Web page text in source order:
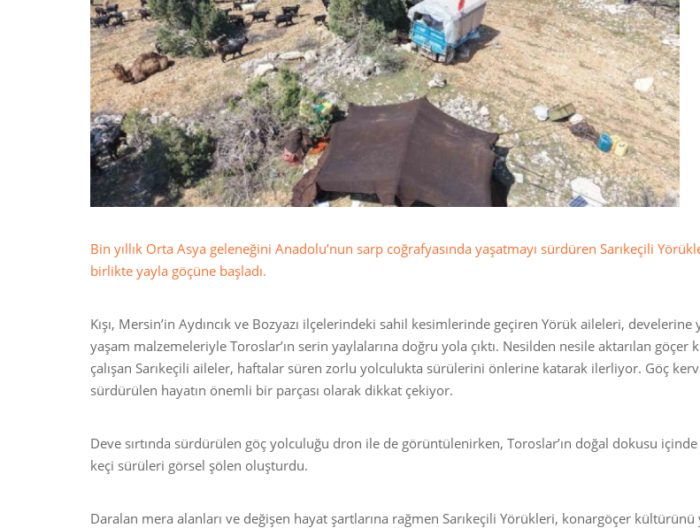
Bin yıllık Orta Asya geleneğini Anadolu’nun sarp coğrafyasında yaşatmayı sürdüren Sarıkeçili
birlikte yayla göçüne başladı.
Kışı, Mersin’in Aydıncık ve Bozyazı ilçelerindeki sahil kesimlerinde geçiren Yörük aileleri,
yaşam malzemeleriyle Toroslar’ın serin yaylalarına doğru yola çıktı. Nesilden nesile aktarılan göçer
çalışan Sarıkeçili aileler, haftalar süren zorlu yolculukta sürülerini önlerine katarak ilerliyor. Göç
sürdürülen hayatın önemli bir parçası olarak dikkat çekiyor.
Deve sırtında sürdürülen göç yolculuğu dron ile de görüntülenirken, Toroslar’ın doğal dokusu
keçi sürüleri görsel şölen oluşturdu.
Daralan mera alanları ve değişen hayat şartlarına rağmen Sarıkeçili Yörükleri, konargöçer